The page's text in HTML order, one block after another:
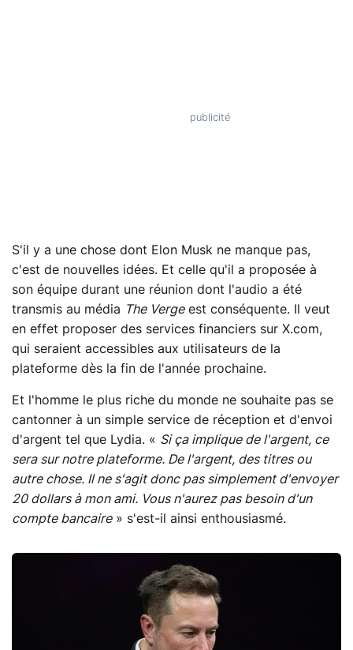
S'il y a une chose dont Elon Musk ne manque pas,
c'est de nouvelles idées. Et celle qu'il a proposée à
son équipe durant une réunion dont l'audio a été
transmis au média The Vergeest conséquente. Il veut
en effet proposer des services financiers sur X.com,
qui seraient accessibles aux utilisateurs de la
plateforme dès la fin de l'année prochaine.
Et l'homme le plus riche du monde ne souhaite pas se
cantonner à un simple service de réception et d'envoi
d'argent tel que Lydia. « Si ça implique de l'argent, ce
sera sur notre plateforme. De l'argent, des titres ou
autre chose. Il ne s'agit donc pas simplement d'envoyer
20 dollars à mon ami. Vous n'aurez pas besoin d'un
compte bancaire» s'est-il ainsi enthousiasmé.